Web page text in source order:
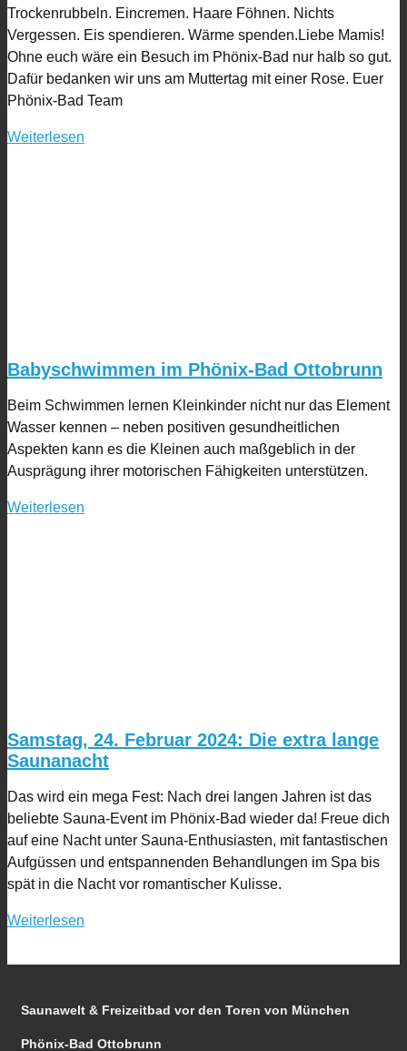
Trockenrubbeln. Eincremen. Haare Föhnen. Nichts
Vergessen. Eis spendieren. Wärme spenden.Liebe Mamis!
Ohne euch wäre ein Besuch im Phönix-Bad nur halb so gut.
Dafür bedanken wir uns am Muttertag mit einer Rose. Euer
Phönix-Bad Team
Weiterlesen
Babyschwimmen im Phönix-Bad Ottobrunn
Beim Schwimmen lernen Kleinkinder nicht nur das Element
Wasser kennen – neben positiven gesundheitlichen
Aspekten kann es die Kleinen auch maßgeblich in der
Ausprägung ihrer motorischen Fähigkeiten unterstützen.
Weiterlesen
Samstag, 24. Februar 2024: Die extra lange
Saunanacht
Das wird ein mega Fest: Nach drei langen Jahren ist das
beliebte Sauna-Event im Phönix-Bad wieder da! Freue dich
auf eine Nacht unter Sauna-Enthusiasten, mit fantastischen
Aufgüssen und entspannenden Behandlungen im Spa bis
spät in die Nacht vor romantischer Kulisse.
Weiterlesen
Saunawelt & Freizeitbad vor den Toren von München
Phönix-Bad Ottobrunn